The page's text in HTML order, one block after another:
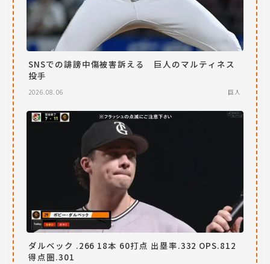
SNSでの誹謗中傷被害訴える 巨人のマルティネス
投手
2026.08.06 巨人
ダルベック .266 18本 60打点 出塁率.332 OPS.812
得点圏.301